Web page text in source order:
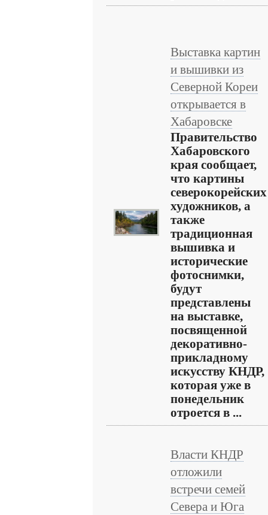
Выставка картин
и вышивки из
Северной Кореи
открывается в
Хабаровске
Правительство
Хабаровского
края сообщает,
что картины
северокорейских
художников, а
также
традиционная
вышивка и
исторические
фотоснимки,
будут
представлены
на выставке,
посвященной
декоративно-
прикладному
искусству КНДР,
которая уже в
понедельник
отроется в ...
Власти КНДР
отложили
встречи семей
Севера и Юга